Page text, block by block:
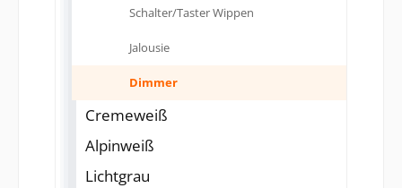
Schalter/Taster Wippen
Jalousie
Dimmer
Cremeweiß
Alpinweiß
Lichtgrau